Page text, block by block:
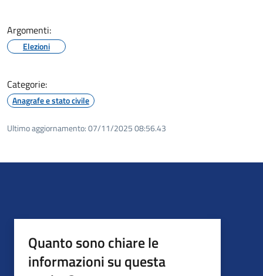
Argomenti:
Elezioni
Categorie:
Anagrafe e stato civile
Ultimo aggiornamento:07/11/2025 08:56.43
Quanto sono chiare le
informazioni su questa